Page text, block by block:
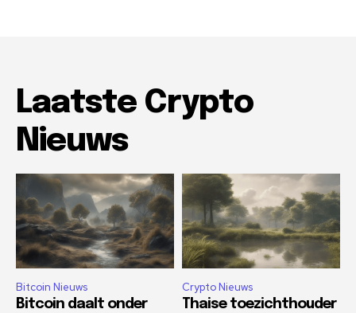
Laatste Crypto
Nieuws
Bitcoin Nieuws
Bitcoin daalt onder
Crypto Nieuws
Thaise toezichthouder